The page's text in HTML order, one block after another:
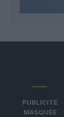
PUBLICITÉ
MASQUÉE